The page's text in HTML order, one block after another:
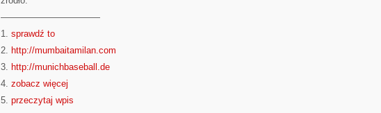
———————————
1. sprawdź to
2. http://mumbaitamilan.com
3. http://munichbaseball.de
4. zobacz więcej
5. przeczytaj wpis